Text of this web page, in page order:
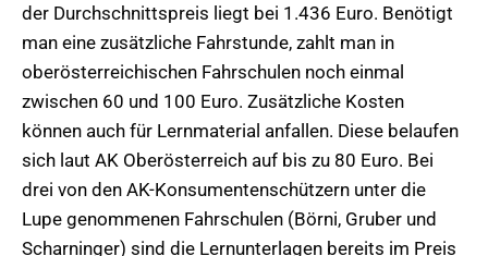
der Durchschnittspreis liegt bei 1.436 Euro. Benötigt
man eine zusätzliche Fahrstunde, zahlt man in
oberösterreichischen Fahrschulen noch einmal
zwischen 60 und 100 Euro. Zusätzliche Kosten
können auch für Lernmaterial anfallen. Diese belaufen
sich laut AK Oberösterreich auf bis zu 80 Euro. Bei
drei von den AK-Konsumentenschützern unter die
Lupe genommenen Fahrschulen (Börni, Gruber und
Scharninger) sind die Lernunterlagen bereits im Preis